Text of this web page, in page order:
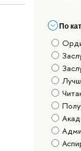
По